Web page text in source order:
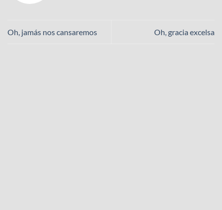
Oh, jamás nos cansaremos Oh, gracia excelsa